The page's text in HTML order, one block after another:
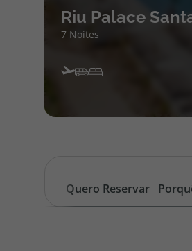
Riu Palace
7 Noites
Quero Reservar